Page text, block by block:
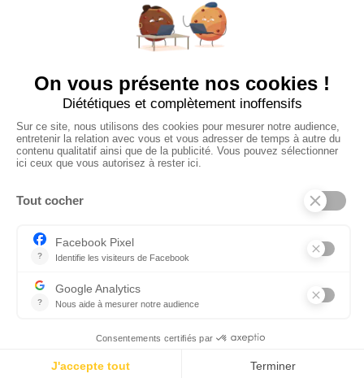
Ajouter mon salon
CGU
Conditions Générales de Vente
© 2024 Raizume. Tous droits réservés.